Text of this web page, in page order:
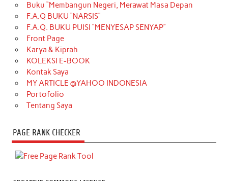
Buku “Membangun Negeri, Merawat Masa Depan
F.A.Q BUKU “NARSIS”
F.A.Q. BUKU PUISI “MENYESAP SENYAP”
Front Page
Karya & Kiprah
KOLEKSI E-BOOK
Kontak Saya
MY ARTICLE @YAHOO INDONESIA
Portofolio
Tentang Saya
PAGE RANK CHECKER